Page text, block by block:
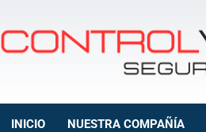
INICIO NUESTRA COMPAÑÍA